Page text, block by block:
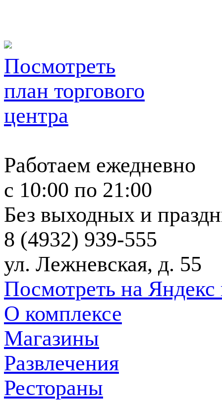
Посмотреть
план торгового
центра
Работаем ежедневно
c 10:00 по 21:00
Без выходных и
8 (4932) 939-555
ул. Лежневская, д. 55
Посмотреть на Яндекс
О комплексе
Магазины
Развлечения
Рестораны